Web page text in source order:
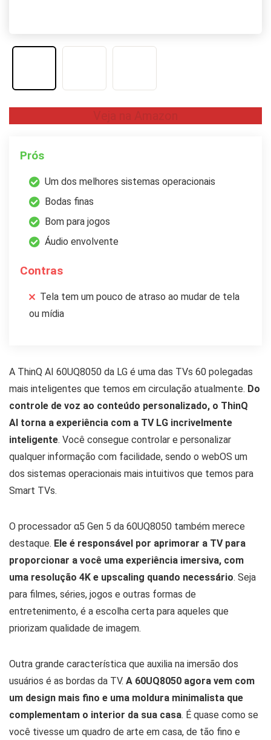
Prós
Um dos melhores sistemas operacionais
Bodas finas
Bom para jogos
Áudio envolvente
Contras
Tela tem um pouco de atraso ao mudar de tela
ou mídia
A ThinQ AI 60UQ8050 da LG é uma das TVs 60 polegadas
mais inteligentes que temos em circulação atualmente. Do
controle de voz ao conteúdo personalizado, o ThinQ
AI torna a experiência com a TV LG incrivelmente
inteligente. Você consegue controlar e personalizar
qualquer informação com facilidade, sendo o webOS um
dos sistemas operacionais mais intuitivos que temos para
Smart TVs.
O processador α5 Gen 5 da 60UQ8050 também merece
destaque. Ele é responsável por aprimorar a TV para
proporcionar a você uma experiência imersiva, com
uma resolução 4K e upscaling quando necessário. Seja
para filmes, séries, jogos e outras formas de
entretenimento, é a escolha certa para aqueles que
priorizam qualidade de imagem.
Outra grande característica que auxilia na imersão dos
usuários é as bordas da TV. A 60UQ8050 agora vem com
um design mais fino e uma moldura minimalista que
complementam o interior da sua casa. É quase como se
você tivesse um quadro de arte em casa, de tão fino e